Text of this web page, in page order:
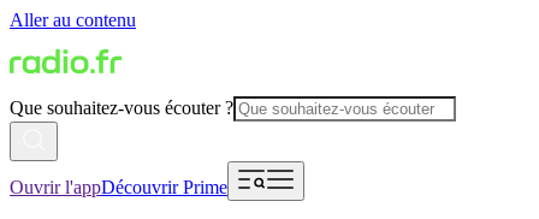
Aller au contenu
Que souhaitez-vous écouter ?
Ouvrir l'appDécouvrir Prime